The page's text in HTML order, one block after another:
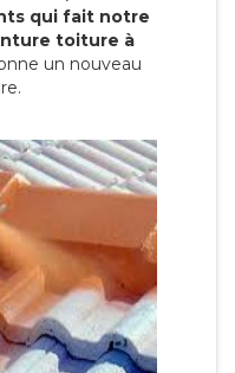
qui fait notre
toiture à
un nouveau